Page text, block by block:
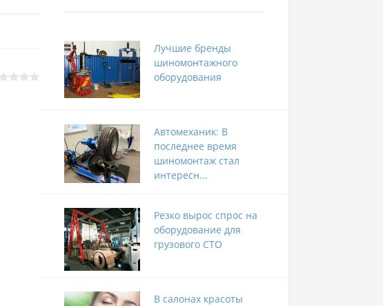
Лучшие бренды
шиномонтажного
оборудования
Автомеханик: В
последнее время
шиномонтаж стал
интересн...
Резко вырос спрос на
оборудование для
грузового СТО
В салонах красоты